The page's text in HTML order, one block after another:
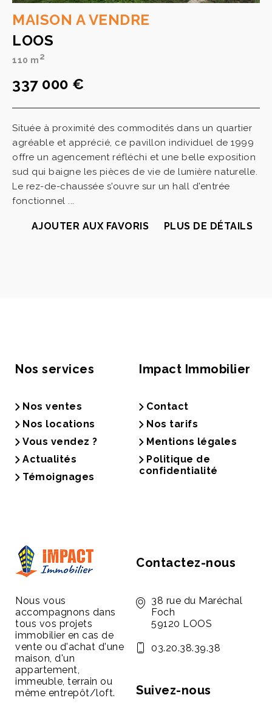
MAISON A VENDRE
LOOS
110 m2
337 000 €
Située à proximité des commodités dans un quartier
agréable et apprécié, ce pavillon individuel de 1999
offre un agencement réfléchi et une belle exposition
sud qui baigne les pièces de vie de lumière naturelle.
Le rez-de-chaussée s'ouvre sur un hall d'entrée
fonctionnel ...
AJOUTER AUX FAVORIS PLUS DE DÉTAILS
Nos services
Nos ventes
Nos locations
Vous vendez ?
Actualités
Témoignages
Impact Immobilier
Contact
Nos tarifs
Mentions légales
Politique de
confidentialité
Nous vous
accompagnons dans
tous vos projets
immobilier en cas de
vente ou d'achat d'une
maison, d'un
appartement,
immeuble, terrain ou
même entrepôt/loft.
Contactez-nous
38 rue du Maréchal
Foch
59120 LOOS
03.20.38.39.38
Suivez-nous